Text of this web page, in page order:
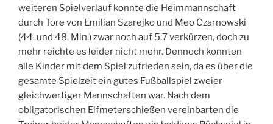
weiteren Spielverlauf konnte die Heimmannschaft
durch Tore von Emilian Szarejko und Meo Czarnowski
(44. und 48. Min.) zwar noch auf 5:7 verkürzen, doch zu
mehr reichte es leider nicht mehr. Dennoch konnten
alle Kinder mit dem Spiel zufrieden sein, da es über die
gesamte Spielzeit ein gutes Fußballspiel zweier
gleichwertiger Mannschaften war. Nach dem
obligatorischen Elfmeterschießen vereinbarten die